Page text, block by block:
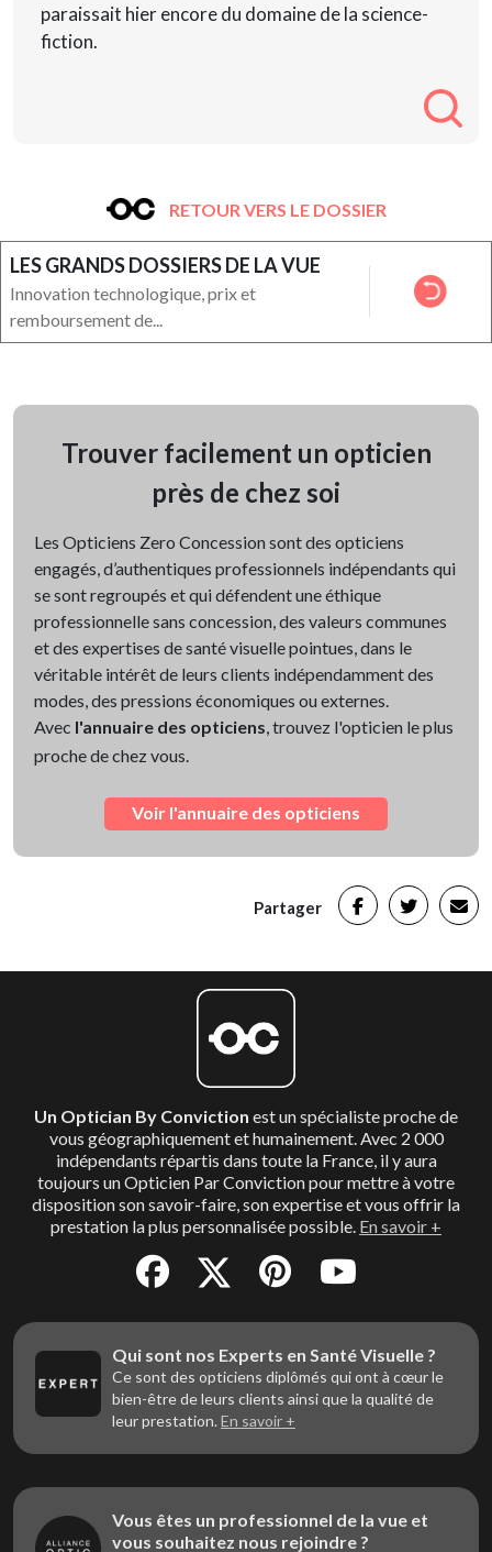
paraissait hier encore du domaine de la science-
fiction.
RETOUR VERS LE DOSSIER
LES GRANDS DOSSIERS DE LA VUE
Innovation technologique, prix et
remboursement de...
Trouver facilement un opticien
près de chez soi
Les Opticiens Zero Concession sont des opticiens
engagés, d’authentiques professionnels indépendants qui
se sont regroupés et qui défendent une éthique
professionnelle sans concession, des valeurs communes
et des expertises de santé visuelle pointues, dans le
véritable intérêt de leurs clients indépendamment des
modes, des pressions économiques ou externes.
Avec l'annuaire des opticiens , trouvez l'opticien le plus
proche de chez vous.
Voir l'annuaire des opticiens
Partager
Un Optician By Conviction est un spécialiste proche de
vous géographiquement et humainement. Avec 2 000
indépendants répartis dans toute la France, il y aura
toujours un Opticien Par Conviction pour mettre à votre
disposition son savoir-faire, son expertise et vous offrir la
prestation la plus personnalisée possible. En savoir +
Qui sont nos Experts en Santé Visuelle ?
Ce sont des opticiens diplômés qui ont à cœur le
bien-être de leurs clients ainsi que la qualité de
leur prestation. En savoir +
Vous êtes un professionnel de la vue et
vous souhaitez nous rejoindre ?